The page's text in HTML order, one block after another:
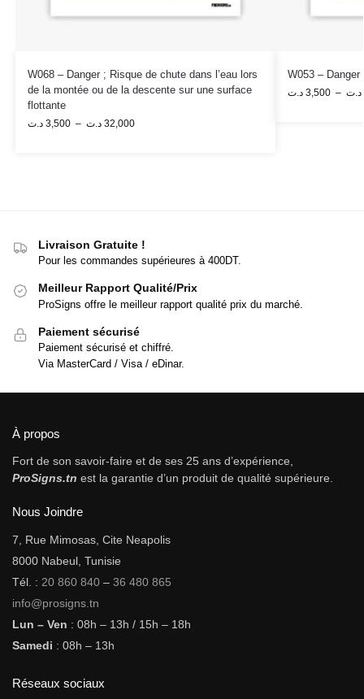
W068 – Danger ; Risque de chute dans l’eau lors
de la montée ou de la descente sur une surface
flottante
3,500 د.ت – 32,000 د.ت
W053 –
3,500 د.ت – د.ت
Livraison Gratuite !
Pour les commandes supérieures à 400DT.
Meilleur Rapport Qualité/Prix
ProSigns offre le meilleur rapport qualité prix du marché.
Paiement sécurisé
Paiement sécurisé et chiffré.
Via MasterCard / Visa / eDinar.
À propos
Fort de son savoir-faire et de ses 25 ans d’expérience,
ProSigns.tn est la garantie d’un produit de qualité supérieure.
Nous Joindre
7, Rue Mimosas, Cite Neapolis
8000 Nabeul, Tunisie
Tél. : 20 860 840 – 36 480 865
info@prosigns.tn
Lun – Ven : 08h – 13h / 15h – 18h
Samedi : 08h – 13h
Réseaux sociaux